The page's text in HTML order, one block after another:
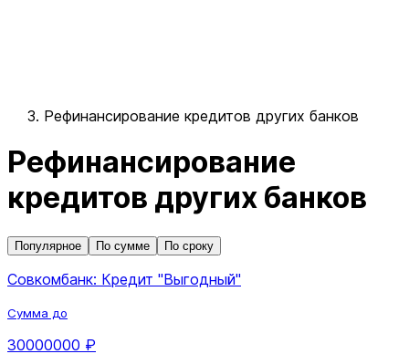
Рефинансирование кредитов других банков
Рефинансирование
кредитов других банков
Популярное По сумме По сроку
Совкомбанк: Кредит "Выгодный"
Сумма до
30000000 ₽